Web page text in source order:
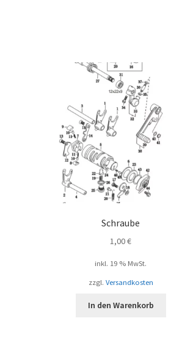
Schraube
1,00€
inkl. 19 % MwSt.
zzgl. Versandkosten
In den Warenkorb